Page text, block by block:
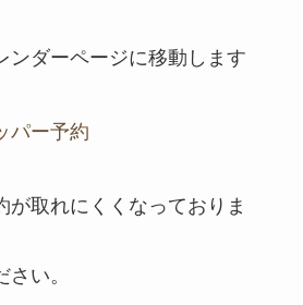
ンダーページに移動します
パー予約
取れにくくなっておりま
い。